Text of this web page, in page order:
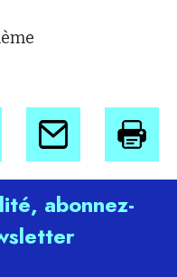
abonnez-